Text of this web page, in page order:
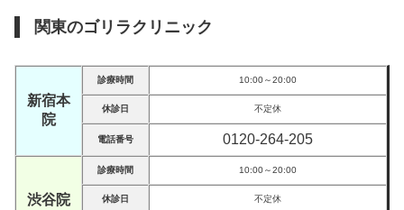
関東のゴリラクリニック
新宿本
院
診療時間 10:00～20:00
休診日 不定休
電話番号 0120-264-205
渋谷院
診療時間 10:00～20:00
休診日 不定休